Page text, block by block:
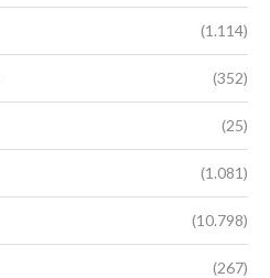
(1.114)
(352)
(25)
(1.081)
(10.798)
(267)